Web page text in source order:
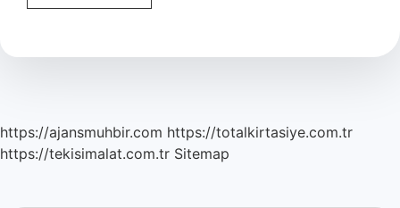
Tespiti
https://ajansmuhbir.com https://totalkirtasiye.com.tr
https://tekisimalat.com.tr Sitemap